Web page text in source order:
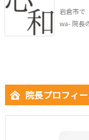
岩倉市で
wa- 院長
院長プロフィ